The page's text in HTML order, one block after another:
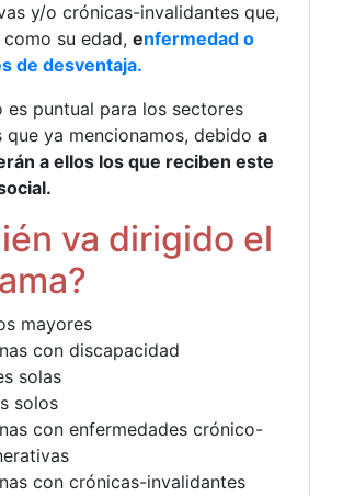
y/o crónicas-invalidantes que,
su edad, enfermedad o
de desventaja.
es puntual para los sectores
que ya mencionamos, debido a
a ellos los que reciben este
va dirigido el
mayores
con discapacidad
solas
solos
con enfermedades crónico-
con crónicas-invalidantes